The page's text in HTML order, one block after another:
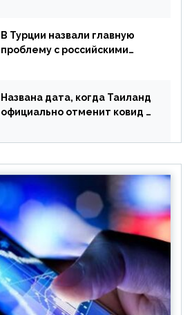
В Турции назвали главную
проблему с российскими
Названа дата, когда Таиланд
официально отменит ковид и